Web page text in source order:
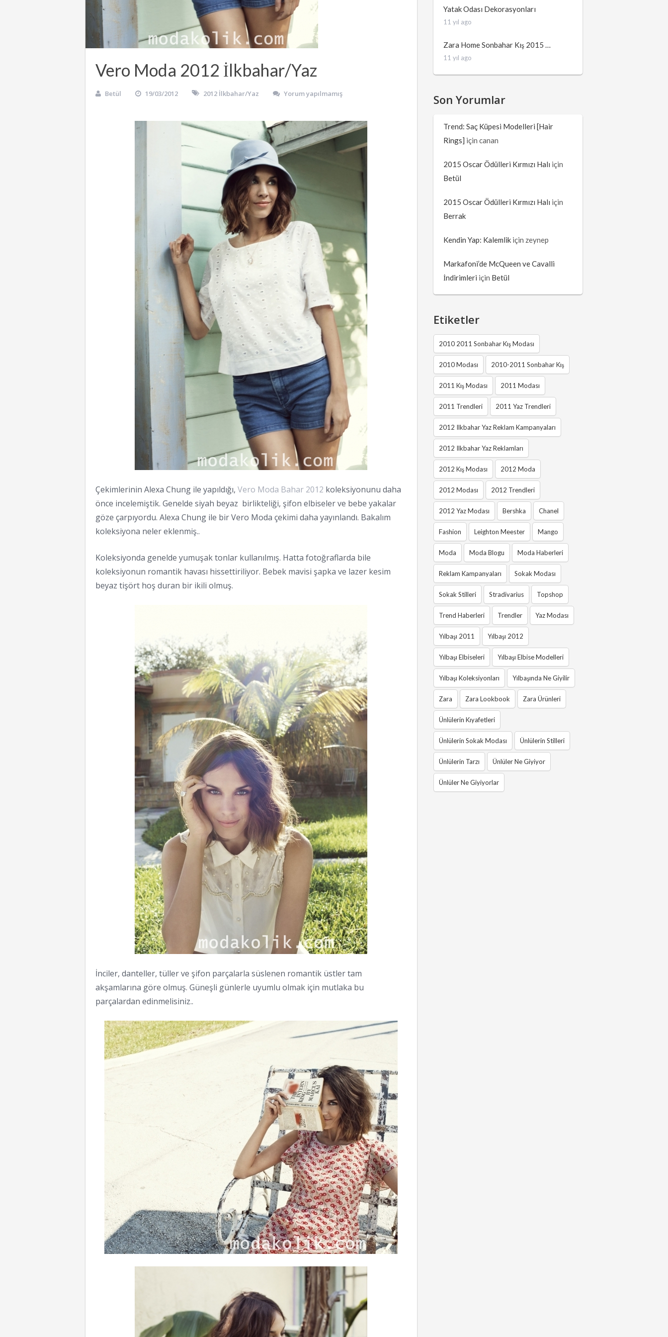
Vero Moda 2012 İlkbahar/Yaz
Betül 19/03/2012 2012 İlkbahar/Yaz Yorum yapılmamış
Çekimlerinin Alexa Chung ile yapıldığı, Vero Moda Bahar 2012 koleksiyonunu daha
önce incelemiştik. Genelde siyah beyaz birlikteliği, şifon elbiseler ve bebe yakalar
göze çarpıyordu. Alexa Chung ile bir Vero Moda çekimi daha yayınlandı. Bakalım
koleksiyona neler eklenmiş..
Koleksiyonda genelde yumuşak tonlar kullanılmış. Hatta fotoğraflarda bile
koleksiyonun romantik havası hissettiriliyor. Bebek mavisi şapka ve lazer kesim
beyaz tişört hoş duran bir ikili olmuş.
İnciler, danteller, tüller ve şifon parçalarla süslenen romantik üstler tam
akşamlarına göre olmuş. Güneşli günlerle uyumlu olmak için mutlaka bu
parçalardan edinmelisiniz..
Yatak Odası Dekorasyonları
11 yıl ago
Zara Home Sonbahar Kış 2015 …
11 yıl ago
Son Yorumlar
Trend: Saç Küpesi Modelleri [Hair
Rings] için canan
2015 Oscar Ödülleri Kırmızı Halı için
Betül
2015 Oscar Ödülleri Kırmızı Halı için
Berrak
Kendin Yap: Kalemlik için zeynep
Markafoni’de McQueen ve Cavalli
İndirimleri için Betül
Etiketler
2010 2011 Sonbahar Kış Modası
2010 Modası 2010-2011 Sonbahar Kış
2011 Kış Modası 2011 Modası
2011 Trendleri 2011 Yaz Trendleri
2012 Ilkbahar Yaz Reklam Kampanyaları
2012 Ilkbahar Yaz Reklamları
2012 Kış Modası 2012 Moda
2012 Modası 2012 Trendleri
2012 Yaz Modası Bershka Chanel
Fashion Leighton Meester Mango
Moda Moda Blogu Moda Haberleri
Reklam Kampanyaları Sokak Modası
Sokak Stilleri Stradivarius Topshop
Trend Haberleri Trendler Yaz Modası
Yılbaşı 2011 Yılbaşı 2012
Yılbaşı Elbiseleri Yılbaşı Elbise Modelleri
Yılbaşı Koleksiyonları Yılbaşında Ne Giyilir
Zara Zara Lookbook Zara Ürünleri
Ünlülerin Kıyafetleri
Ünlülerin Sokak Modası Ünlülerin Stilleri
Ünlülerin Tarzı Ünlüler Ne Giyiyor
Ünlüler Ne Giyiyorlar